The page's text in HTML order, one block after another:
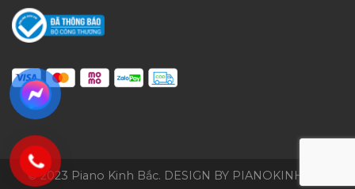
© 2023 Piano Kinh Bắc. DESIGN BY PIANOKINHBAC